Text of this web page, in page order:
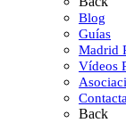
Blog
Guías
Madrid
Vídeos
Back